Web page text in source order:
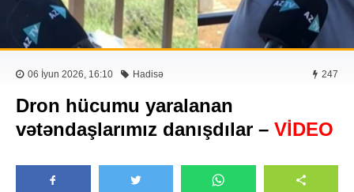
06 İyun 2026, 16:10 Hadisə 247
Dron hücumu yaralanan
vətəndaşlarımız danışdılar – VİDEO